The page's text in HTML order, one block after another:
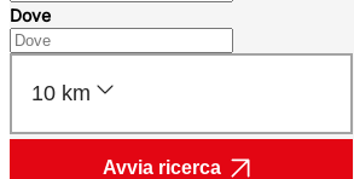
Dove
10 km
Avvia ricerca